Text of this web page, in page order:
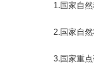
1.国家自
2.国家自
3.国家重